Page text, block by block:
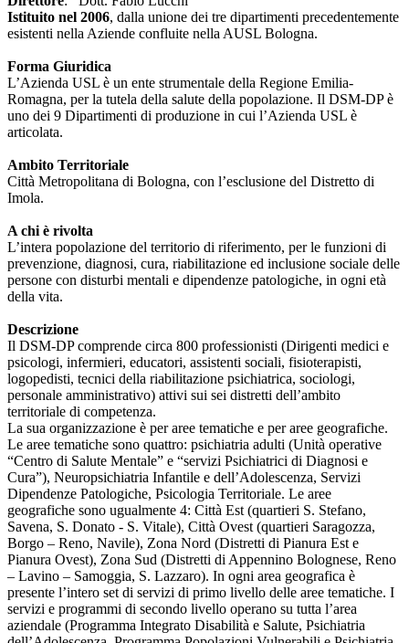
Istituito nel 2006, dalla unione dei tre dipartimenti precedentemente
esistenti nella Aziende confluite nella AUSL Bologna.
Forma Giuridica
L’Azienda USL è un ente strumentale della Regione Emilia-
Romagna, per la tutela della salute della popolazione. Il DSM-DP è
uno dei 9 Dipartimenti di produzione in cui l’Azienda USL è
articolata.
Ambito Territoriale
Città Metropolitana di Bologna, con l’esclusione del Distretto di
Imola.
A chi è rivolta
L’intera popolazione del territorio di riferimento, per le funzioni di
prevenzione, diagnosi, cura, riabilitazione ed inclusione sociale delle
persone con disturbi mentali e dipendenze patologiche, in ogni età
della vita.
Descrizione
Il DSM-DP comprende circa 800 professionisti (Dirigenti medici e
psicologi, infermieri, educatori, assistenti sociali, fisioterapisti,
logopedisti, tecnici della riabilitazione psichiatrica, sociologi,
personale amministrativo) attivi sui sei distretti dell’ambito
territoriale di competenza.
La sua organizzazione è per aree tematiche e per aree geografiche.
Le aree tematiche sono quattro: psichiatria adulti (Unità operative
“Centro di Salute Mentale” e “servizi Psichiatrici di Diagnosi e
Cura”), Neuropsichiatria Infantile e dell’Adolescenza, Servizi
Dipendenze Patologiche, Psicologia Territoriale. Le aree
geografiche sono ugualmente 4: Città Est (quartieri S. Stefano,
Savena, S. Donato - S. Vitale), Città Ovest (quartieri Saragozza,
Borgo – Reno, Navile), Zona Nord (Distretti di Pianura Est e
Pianura Ovest), Zona Sud (Distretti di Appennino Bolognese, Reno
– Lavino – Samoggia, S. Lazzaro). In ogni area geografica è
presente l’intero set di servizi di primo livello delle aree tematiche. I
servizi e programmi di secondo livello operano su tutta l’area
aziendale (Programma Integrato Disabilità e Salute, Psichiatria